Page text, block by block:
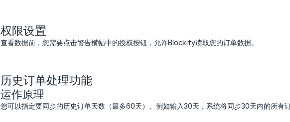
权限设置
查看数据前，您需要点击警告横幅中的授权按钮，允许Blockify读取您的订单数据。
历史订单处理功能
运作原理
您可以指定要同步的历史订单天数（最多60天）。例如输入30天，系统将同步30天内的所有订